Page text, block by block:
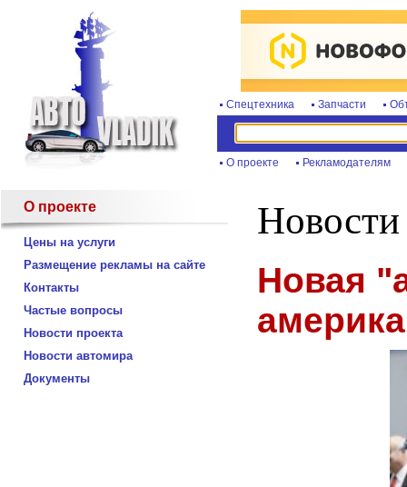
Спецтехника Запчасти
О проекте Рекламодателям
О проекте
Цены на услуги
Размещение рекламы на сайте
Контакты
Частые вопросы
Новости проекта
Новости автомира
Документы
Новости
Новая